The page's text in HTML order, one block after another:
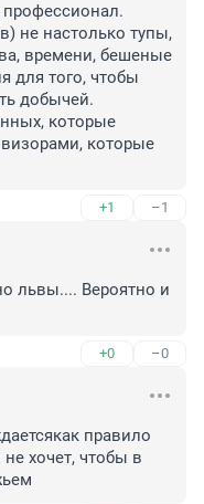
профессионал.
не настолько тупы,
времени, бешеные
для того, чтобы
добычей.
которые
которые
+1 –1
львы.... Вероятно и
+0 –0
правило
хочет, чтобы в